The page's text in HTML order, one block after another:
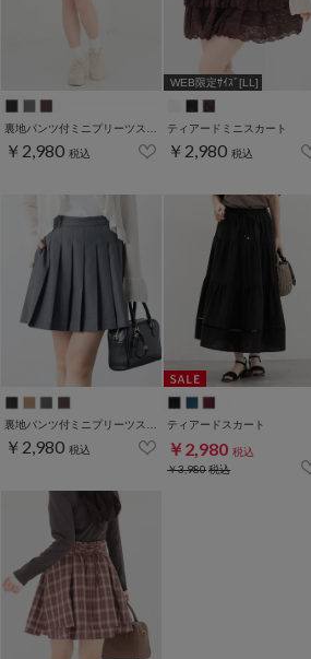
￥2,980 税込
WEB限定ｻｲｽﾞ[LL]
ティアードミニスカート
￥2,980 税込
￥2,980 税込
ティアードスカート
￥2,980 税込
￥3,980税込